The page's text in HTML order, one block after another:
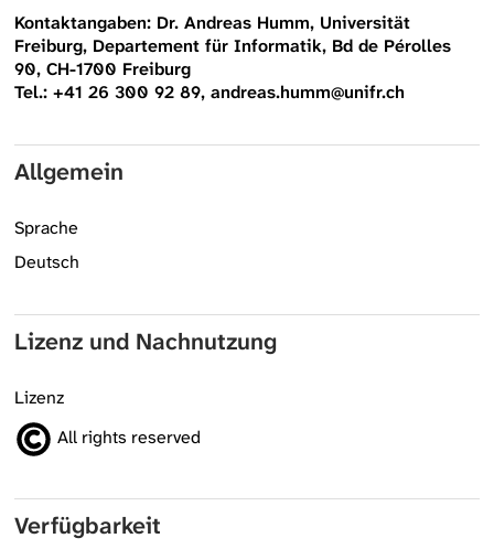
Kontaktangaben: Dr. Andreas Humm, Universität
Freiburg, Departement für Informatik, Bd de Pérolles
90, CH-1700 Freiburg
Tel.: +41 26 300 92 89, andreas.humm@unifr.ch
Allgemein
Sprache
Deutsch
Lizenz und Nachnutzung
Lizenz
All rights reserved
Verfügbarkeit